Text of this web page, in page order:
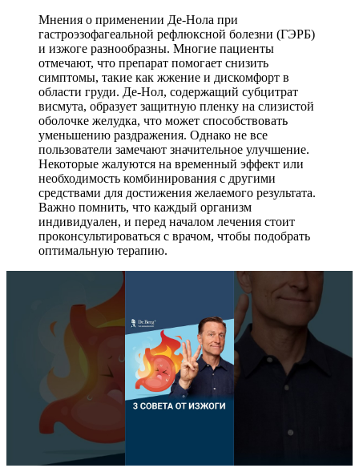
Мнения о применении Де-Нола при
гастроэзофагеальной рефлюксной болезни (ГЭРБ)
и изжоге разнообразны. Многие пациенты
отмечают, что препарат помогает снизить
симптомы, такие как жжение и дискомфорт в
области груди. Де-Нол, содержащий субцитрат
висмута, образует защитную пленку на слизистой
оболочке желудка, что может способствовать
уменьшению раздражения. Однако не все
пользователи замечают значительное улучшение.
Некоторые жалуются на временный эффект или
необходимость комбинирования с другими
средствами для достижения желаемого результата.
Важно помнить, что каждый организм
индивидуален, и перед началом лечения стоит
проконсультироваться с врачом, чтобы подобрать
оптимальную терапию.